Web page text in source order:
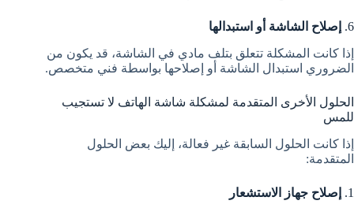
6.
إصلاح الشاشة أو استبدالها
إذا كانت المشكلة تتعلق بتلف مادي في الشاشة، قد يكون من
الضروري استبدال الشاشة أو إصلاحها بواسطة فني متخصص.
الحلول الأخرى المتقدمة لمشكلة شاشة الهاتف لا تستجيب
للمس
إذا كانت الحلول السابقة غير فعالة، إليك بعض الحلول
المتقدمة:
1.
إصلاح جهاز الاستشعار